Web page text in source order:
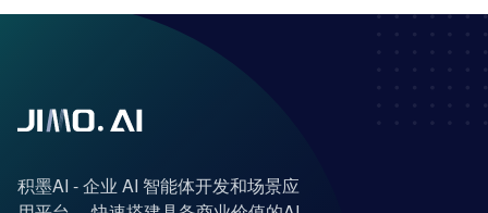
积墨AI - 企业 AI 智能体开发和场景应